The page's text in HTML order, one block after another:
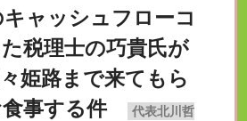
ャッシュフローコ
税理士の巧貴氏が
姫路まで来てもら
事する件
代表北川哲